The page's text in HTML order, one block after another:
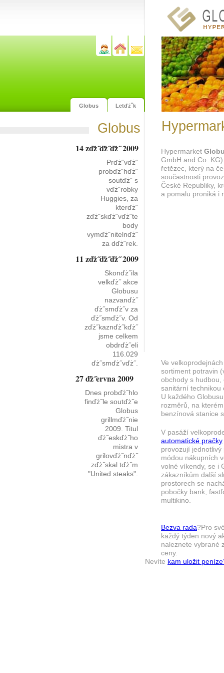
Globus Letďż˝k
Globus
14 zďż˝ďż˝ďż˝ 2009
Prďż˝vďż˝
probďż˝hďż˝
soutďż˝ s
vďż˝robky
Huggies, za
kterďż˝
zďż˝skďż˝vďż˝te
body
vymďż˝nitelnďż˝
za dďż˝rek.
11 zďż˝ďż˝ďż˝ 2009
Skonďż˝ila
velkďż˝ akce
Globusu
nazvanďż˝
ďż˝smďż˝v za
ďż˝smďż˝v. Od
zďż˝kaznďż˝kďż˝
jsme celkem
obdrďż˝eli
116.029
ďż˝smďż˝vďż˝.
27 ďż˝ervna 2009
Dnes probďż˝hlo
finďż˝le soutďż˝e
Globus
grillmďż˝nie
2009. Titul
ďż˝eskďż˝ho
mistra v
grilovďż˝nďż˝
zďż˝skal tďż˝m
"United steaks".
Hypermarket
GmbH and Co.
řetězec, který na
součastnosti
České Republiky,
a pomalu proniká i
Ve
sortiment potravin
obchody s
sanitární
U každého
rozměrů, na
benzínová stanice
V pasáží
automatické pračky
provozují
módou nákupních
volné víkendy, se i
zákazníkům další
prostorech se
pobočky bank,
multikino.
Bezva rada?Pro
každý týden nový
naleznete vybrané
ceny.
Nevíte kam uložit